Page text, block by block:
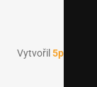
Vytvořil 5pixel.sk